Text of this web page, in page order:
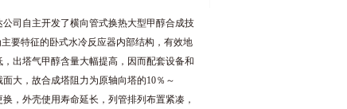
司自主开发了横向管式换热大型甲醇合成技
要特征的卧式水冷反应器内部结构，有效地
出塔气甲醇含量大幅提高，因而配套设备和
大，故合成塔阻力为原轴向塔的10％～
，外壳使用寿命延长，列管排列布置紧凑，